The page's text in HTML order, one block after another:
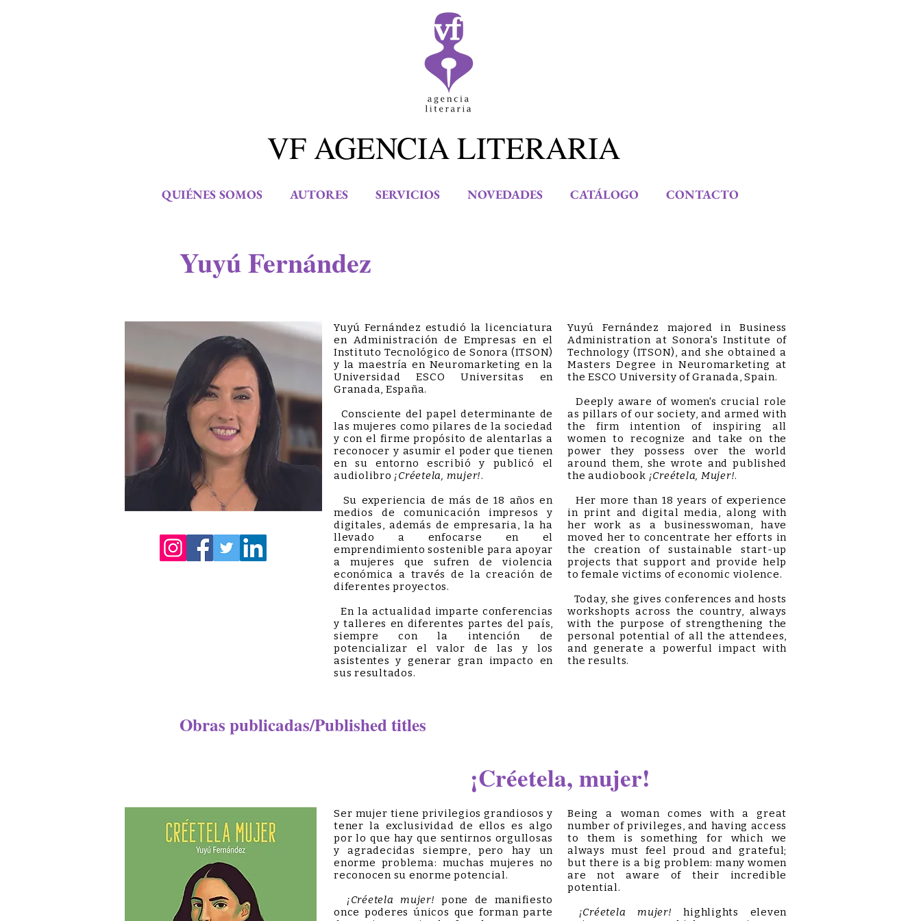
VF AGENCIA LITERARIA
QUIÉNES SOMOS AUTORES SERVICIOS NOVEDADES CATÁLOGO CONTACTO
Yuyú Fernández
Yuyú Fernández estudió la licenciatura
en Administración de Empresas en el
Instituto Tecnológico de Sonora (ITSON)
y la maestría en Neuromarketing en la
Universidad ESCO Universitas en
Granada, España.
Consciente del papel determinante de
las mujeres como pilares de la sociedad
y con el firme propósito de alentarlas a
reconocer y asumir el poder que tienen
en su entorno escribió y publicó el
audiolibro ¡Créetela, mujer!.
Su experiencia de más de 18 años en
medios de comunicación impresos y
digitales, además de empresaria, la ha
llevado a enfocarse en el
emprendimiento sostenible para apoyar
a mujeres que sufren de violencia
económica a través de la creación de
diferentes proyectos.
En la actualidad imparte conferencias
y talleres en diferentes partes del país,
siempre con la intención de
potencializar el valor de las y los
asistentes y generar gran impacto en
sus resultados.
Yuyú Fernández majored in Business
Administration at Sonora's Institute of
Technology (ITSON), and she obtained a
Masters Degree in Neuromarketing at
the ESCO University of Granada, Spain.
Deeply aware of women's crucial role
as pillars of our society, and armed with
the firm intention of inspiring all
women to recognize and take on the
power they possess over the world
around them, she wrote and published
the audiobook ¡Creétela, Mujer!.
Her more than 18 years of experience
in print and digital media, along with
her work as a businesswoman, have
moved her to concentrate her efforts in
the creation of sustainable start-up
projects that support and provide help
to female victims of economic violence.
Today, she gives conferences and hosts
workshopts across the country, always
with the purpose of strengthening the
personal potential of all the attendees,
and generate a powerful impact with
the results.
Obras publicadas/Published titles
¡Créetela, mujer!
Ser mujer tiene privilegios grandiosos y
tener la exclusividad de ellos es algo
por lo que hay que sentirnos orgullosas
y agradecidas siempre, pero hay un
enorme problema: muchas mujeres no
reconocen su enorme potencial.
¡Créetela mujer! pone de manifiesto
once poderes únicos que forman parte
Being a woman comes with a great
number of privileges, and having access
to them is something for which we
always must feel proud and grateful;
but there is a big problem: many women
are not aware of their incredible
potential.
¡Créetela mujer!highlights eleven